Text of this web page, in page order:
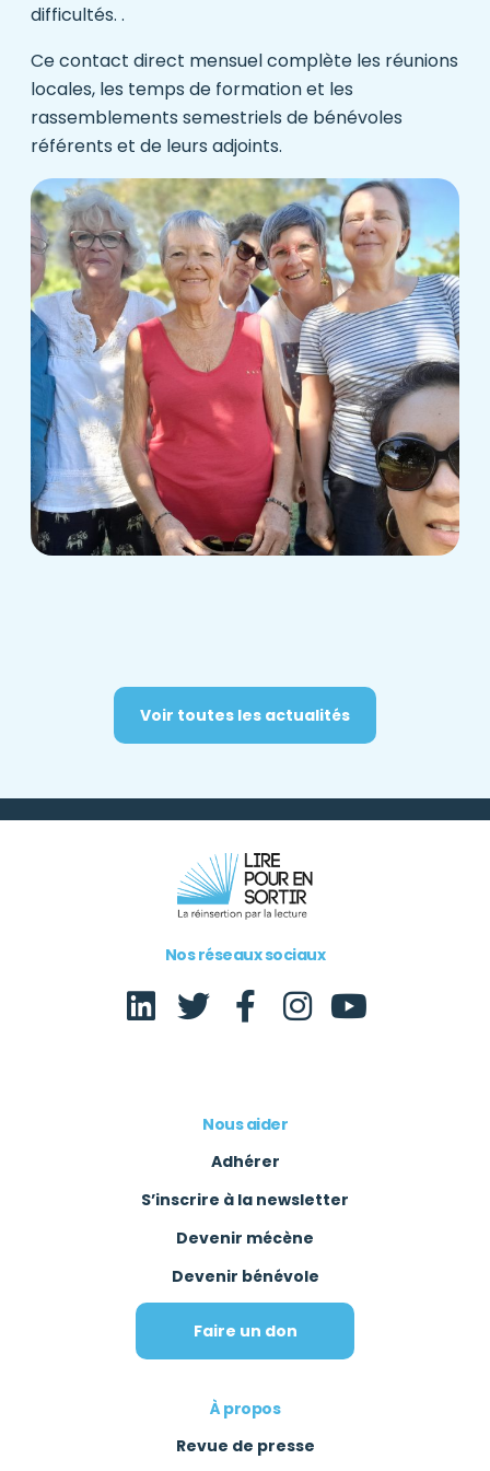
difficultés. .
Ce contact direct mensuel complète les réunions
locales, les temps de formation et les
rassemblements semestriels de bénévoles
référents et de leurs adjoints.
Voir toutes les actualités
Nos réseaux sociaux
Nous aider
Adhérer
S’inscrire à la newsletter
Devenir mécène
Devenir bénévole
Faire un don
À propos
Revue de presse